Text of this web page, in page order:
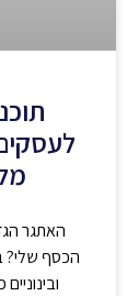
האתגר
הכסף שלי?